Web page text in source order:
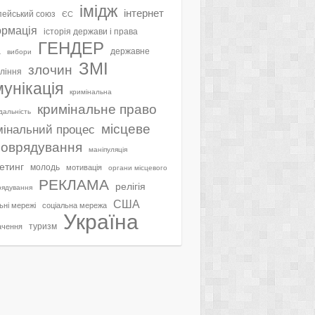
союз ЄС імідж інтернет
історія держави і права
вибори ГЕНДЕР державне
злочин ЗМІ
кримінальна
кримінальне право
процес місцеве
маніпуляція
молодь мотивація органи місцевого
РЕКЛАМА релігія
мережі соціальна мережа США
туризм Україна